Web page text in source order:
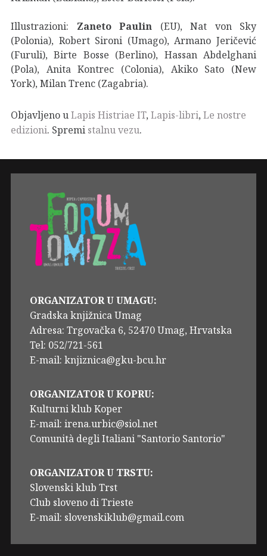
Illustrazioni: Zaneto Paulin (EU), Nat von Sky
(Polonia), Robert Sironi (Umago), Armano Jeričević
(Furuli), Birte Bosse (Berlino), Hassan Abdelghani
(Pola), Anita Kontrec (Colonia), Akiko Sato (New
York), Milan Trenc (Zagabria).
Objavljeno uLapis Histriae IT, Lapis-libri, Le nostre
edizioni. Spremi stalnu vezu.
ORGANIZATOR U UMAGU:
Gradska knjižnica Umag
Adresa: Trgovačka 6, 52470 Umag, Hrvatska
Tel: 052/721-561
E-mail: knjiznica@gku-bcu.hr
ORGANIZATOR U KOPRU:
Kulturni klub Koper
E-mail: irena.urbic@siol.net
Comunità degli Italiani "Santorio Santorio"
ORGANIZATOR U TRSTU:
Slovenski klub Trst
Club sloveno di Trieste
E-mail: slovenskiklub@gmail.com